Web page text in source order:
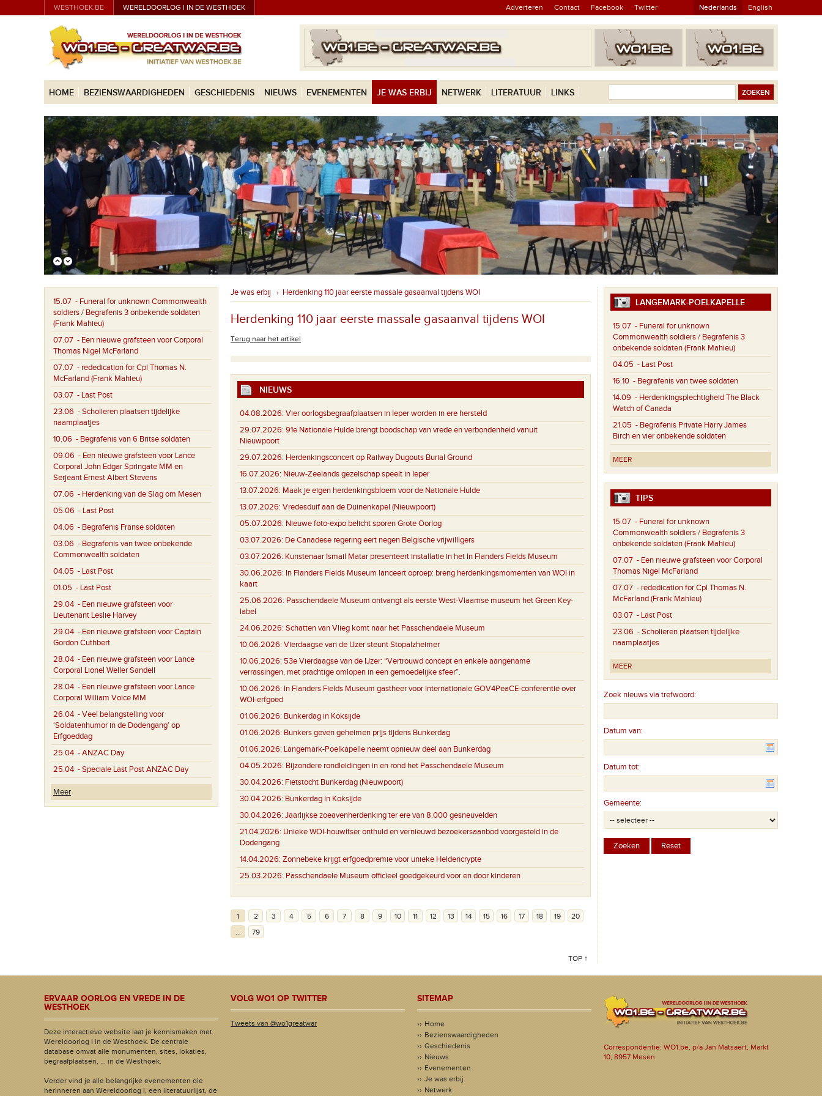
WESTHOEK.BE WERELDOORLOG I IN DE WESTHOEK Adverteren Contact Facebook Twitter Nederlands English
HOME BEZIENSWAARDIGHEDEN GESCHIEDENIS NIEUWS EVENEMENTEN JE WAS ERBIJ NETWERK LITERATUUR LINKS
15.07 - Funeral for unknown Commonwealth
soldiers / Begrafenis 3 onbekende soldaten
(Frank Mahieu)
07.07 - Een nieuwe grafsteen voor Corporal
Thomas Nigel McFarland
07.07 - rededication for Cpl Thomas N.
McFarland (Frank Mahieu)
03.07 - Last Post
23.06 - Scholieren plaatsen tijdelijke
naamplaatjes
10.06 - Begrafenis van 6 Britse soldaten
09.06 - Een nieuwe grafsteen voor Lance
Corporal John Edgar Springate MM en
Serjeant Ernest Albert Stevens
07.06 - Herdenking van de Slag om Mesen
05.06 - Last Post
04.06 - Begrafenis Franse soldaten
03.06 - Begrafenis van twee onbekende
Commonwealth soldaten
04.05 - Last Post
01.05 - Last Post
29.04 - Een nieuwe grafsteen voor
Lieutenant Leslie Harvey
29.04 - Een nieuwe grafsteen voor Captain
Gordon Cuthbert
28.04 - Een nieuwe grafsteen voor Lance
Corporal Lionel Weller Sandell
28.04 - Een nieuwe grafsteen voor Lance
Corporal William Voice MM
26.04 - Veel belangstelling voor
‘Soldatenhumor in de Dodengang’ op
Erfgoeddag
25.04 - ANZAC Day
25.04 - Speciale Last Post ANZAC Day
Meer
Je was erbij › Herdenking 110 jaar eerste massale gasaanval tijdens WOI
Herdenking 110 jaar eerste massale gasaanval tijdens WOI
Terug naar het artikel
NIEUWS
04.08.2026: Vier oorlogsbegraafplaatsen in Ieper worden in ere hersteld
29.07.2026: 91e Nationale Hulde brengt boodschap van vrede en verbondenheid vanuit
Nieuwpoort
29.07.2026: Herdenkingsconcert op Railway Dugouts Burial Ground
16.07.2026: Nieuw-Zeelands gezelschap speelt in Ieper
13.07.2026: Maak je eigen herdenkingsbloem voor de Nationale Hulde
13.07.2026: Vredesduif aan de Duinenkapel (Nieuwpoort)
05.07.2026: Nieuwe foto-expo belicht sporen Grote Oorlog
03.07.2026: De Canadese regering eert negen Belgische vrijwilligers
03.07.2026: Kunstenaar Ismail Matar presenteert installatie in het In Flanders Fields Museum
30.06.2026: In Flanders Fields Museum lanceert oproep: breng herdenkingsmomenten van WOI in
kaart
25.06.2026: Passchendaele Museum ontvangt als eerste West-Vlaamse museum het Green Key-
label
24.06.2026: Schatten van Vlieg komt naar het Passchendaele Museum
10.06.2026: Vierdaagse van de IJzer steunt Stopalzheimer
10.06.2026: 53e Vierdaagse van de IJzer: “Vertrouwd concept en enkele aangename
verrassingen, met prachtige omlopen in een gemoedelijke sfeer”.
10.06.2026: In Flanders Fields Museum gastheer voor internationale GOV4PeaCE-conferentie over
WOI-erfgoed
01.06.2026: Bunkerdag in Koksijde
01.06.2026: Bunkers geven geheimen prijs tijdens Bunkerdag
01.06.2026: Langemark-Poelkapelle neemt opnieuw deel aan Bunkerdag
04.05.2026: Bijzondere rondleidingen in en rond het Passchendaele Museum
30.04.2026: Fietstocht Bunkerdag (Nieuwpoort)
30.04.2026: Bunkerdag in Koksijde
30.04.2026: Jaarlijkse zoeavenherdenking ter ere van 8.000 gesneuvelden
21.04.2026: Unieke WOI-houwitser onthuld en vernieuwd bezoekersaanbod voorgesteld in de
Dodengang
14.04.2026: Zonnebeke krijgt erfgoedpremie voor unieke Heldencrypte
25.03.2026: Passchendaele Museum officieel goedgekeurd voor en door kinderen
1 2 3 4 5 6 7 8 9 10 11 12 13 14 15 16 17 18 19
20
79
TOP ↑
LANGEMARK-POELKAPELLE
15.07 - Funeral for unknown
Commonwealth soldiers / Begrafenis 3
onbekende soldaten (Frank Mahieu)
04.05 - Last Post
16.10 - Begrafenis van twee soldaten
14.09 - Herdenkingsplechtigheid The Black
Watch of Canada
21.05 - Begrafenis Private Harry James
Birch en vier onbekende soldaten
MEER
TIPS
15.07 - Funeral for unknown
Commonwealth soldiers / Begrafenis 3
onbekende soldaten (Frank Mahieu)
07.07 - Een nieuwe grafsteen voor Corporal
Thomas Nigel McFarland
07.07 - rededication for Cpl Thomas N.
McFarland (Frank Mahieu)
03.07 - Last Post
23.06 - Scholieren plaatsen tijdelijke
naamplaatjes
MEER
Zoek nieuws via trefwoord:
Datum van:
Datum tot:
Gemeente:
ERVAAR OORLOG EN VREDE IN DE
WESTHOEK
Deze interactieve website laat je kennismaken met
Wereldoorlog I in de Westhoek. De centrale
database omvat alle monumenten, sites, lokaties,
begraafplaatsen, ... in de Westhoek.
Verder vind je alle belangrijke evenementen die
herinneren aan Wereldoorlog I, een literatuurlijst, de
VOLG WO1 OP TWITTER
Tweets van @wo1greatwar
SITEMAP
Home
Bezienswaardigheden
Geschiedenis
Nieuws
Evenementen
Je was erbij
Netwerk
Correspondentie: WO1.be, p/a Jan Matsaert, Markt
10, 8957 Mesen